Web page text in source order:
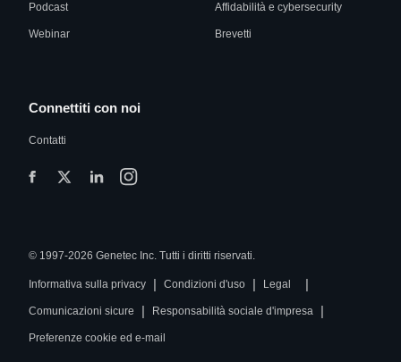
Podcast
Webinar
Affidabilità e cybersecurity
Brevetti
Connettiti con noi
Contatti
© 1997-2026 Genetec Inc. Tutti i diritti riservati.
Informativa sulla privacy | Condizioni d'uso | Legal |
Comunicazioni sicure | Responsabilità sociale d'impresa |
Preferenze cookie ed e-mail